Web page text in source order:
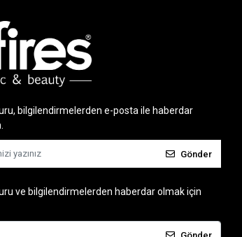
bilgilendirmelerden e-posta ile haberdar
Gönder
ve bilgilendirmelerden haberdar olmak için